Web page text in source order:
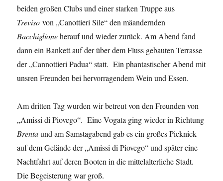
beiden großen Clubs und einer starken Truppe aus
Treviso von „Canottieri Sile“ den mäandernden
Bacchiglioneherauf und wieder zurück. Am Abend fand
dann ein Bankett auf der über dem Fluss gebauten Terrasse
der „Cannottieri Padua“ statt. Ein phantastischer Abend mit
unsren Freunden bei hervorragendem Wein und Essen.
Am dritten Tag wurden wir betreut von den Freunden von
„Amissi di Piovego“. Eine Vogata ging wieder in Richtung
Brentaund am Samstagabend gab es ein großes Picknick
auf dem Gelände der „Amissi di Piovego“ und später eine
Nachtfahrt auf deren Booten in die mittelalterliche Stadt.
Die Begeisterung war groß.